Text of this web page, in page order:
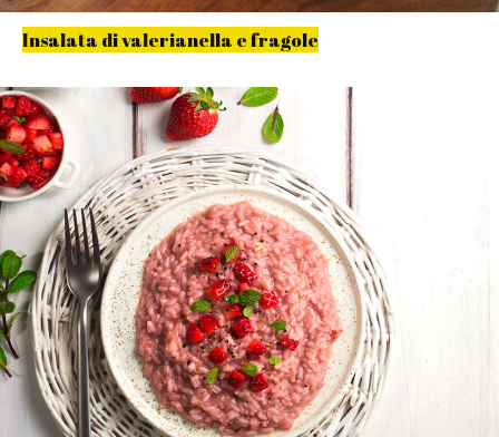
Insalata di valerianella e fragole